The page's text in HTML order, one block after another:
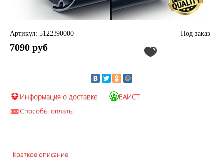
Артикул: 5122390000 Под заказ
7090 руб
Информация о доставке
ЕАИСТ
Способы оплаты
Краткое описание